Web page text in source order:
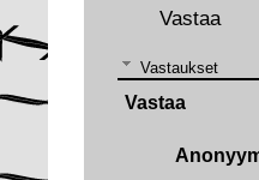
Vastaa
Vastaukset
Vastaa